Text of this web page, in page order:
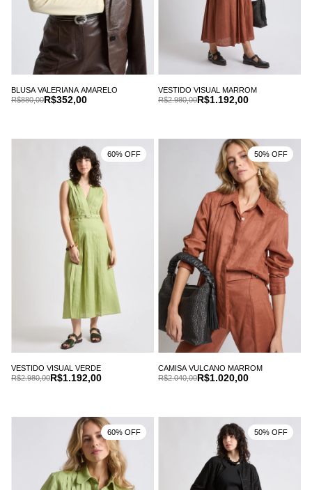
BLUSA VALERIANA AMARELO
R$352,00
R$880,00
VESTIDO VISUAL MARROM
R$1.192,00
R$2.980,00
VESTIDO VISUAL VERDE
R$1.192,00
R$2.980,00
60% OFF
CAMISA VULCANO MARROM
R$1.020,00
R$2.040,00
50% OFF
60% OFF 50% OFF